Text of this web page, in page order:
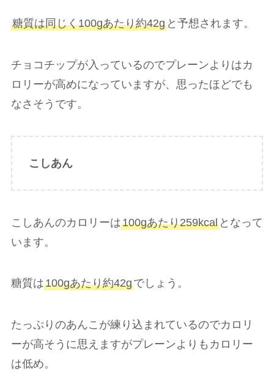
糖質は同じく100gあたり約42gと予想されます。
チョコチップが入っているのでプレーンよりはカ
ロリーが高めになっていますが、思ったほどでも
なさそうです。
こしあん
こしあんのカロリーは100gあたり259kcalとなって
います。
糖質は100gあたり約42gでしょう。
たっぷりのあんこが練り込まれているのでカロリ
ーが高そうに思えますがプレーンよりもカロリー
は低め。